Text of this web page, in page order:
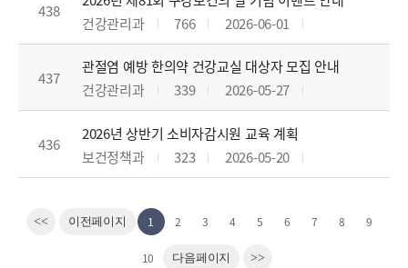
438
건강관리과
766 2026-06-01
437
관절염 예방 한의약 건강교실 대상자 모집 안내
건강관리과
339 2026-05-27
436
2026년 상반기 소비자감시원 교육 계획
보건정책과
323 2026-05-20
<< 이전페이지 1 2 3 4 5 6 7 8 9
10 다음페이지 >>